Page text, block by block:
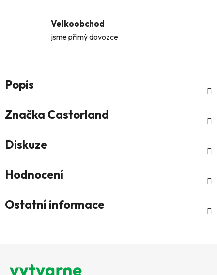
Velkoobchod
jsme přimý dovozce
Popis
Značka Castorland
Diskuze
Hodnocení
Ostatní informace